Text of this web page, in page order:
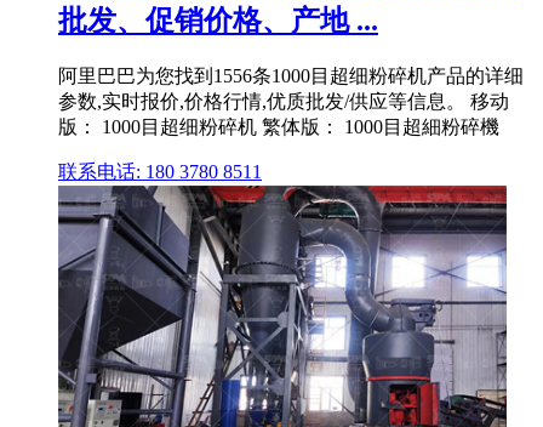
批发、促销价格、产地 ...
阿里巴巴为您找到1556条1000目超细粉碎机产品的详细
参数,实时报价,价格行情,优质批发/供应等信息。 移动
版： 1000目超细粉碎机 繁体版： 1000目超細粉碎機
联系电话: 180 3780 8511